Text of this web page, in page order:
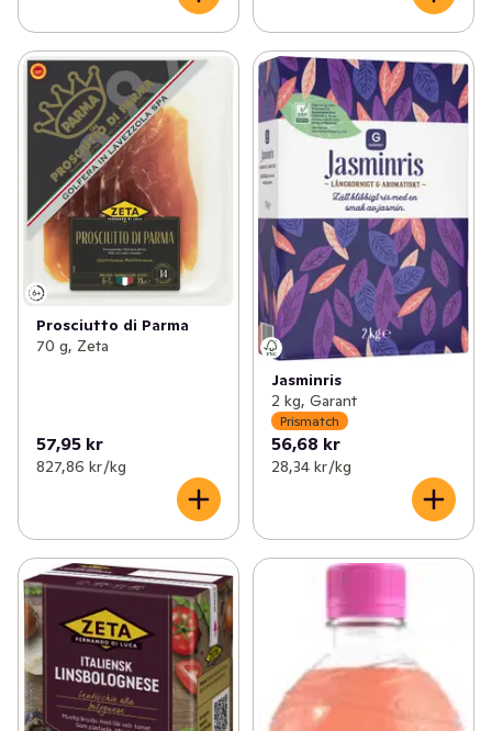
Prosciutto di Parma
70 g, Zeta
57,95 kr
827,86 kr /kg
Jasminris
2 kg, Garant
Prismatch
56,68 kr
28,34 kr /kg